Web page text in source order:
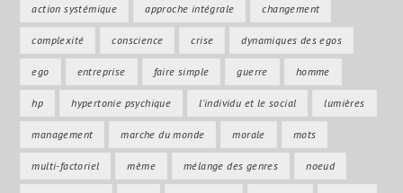
action systémique approche intégrale changement
complexité conscience crise dynamiques des egos
ego entreprise faire simple guerre homme
hp hypertonie psychique l'individu et le social lumières
management marche du monde morale mots
multi-factoriel mème mélange des genres noeud